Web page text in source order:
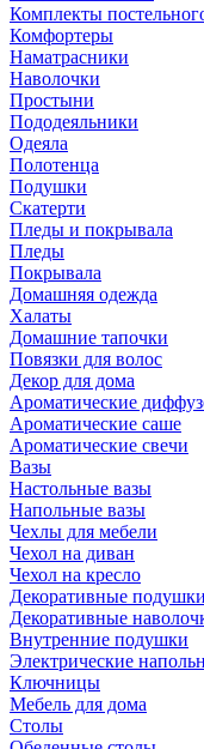
Комплекты
Комфортеры
Наматрасники
Наволочки
Простыни
Пододеяльники
Одеяла
Полотенца
Подушки
Скатерти
Пледы и покрывала
Пледы
Покрывала
Домашняя одежда
Халаты
Домашние тапочки
Повязки для волос
Декор для дома
Ароматические
Ароматические саше
Ароматические свечи
Вазы
Настольные вазы
Напольные вазы
Чехлы для мебели
Чехол на диван
Чехол на кресло
Декоративные подушки
Декоративные
Внутренние подушки
Электрические
Ключницы
Мебель для дома
Столы